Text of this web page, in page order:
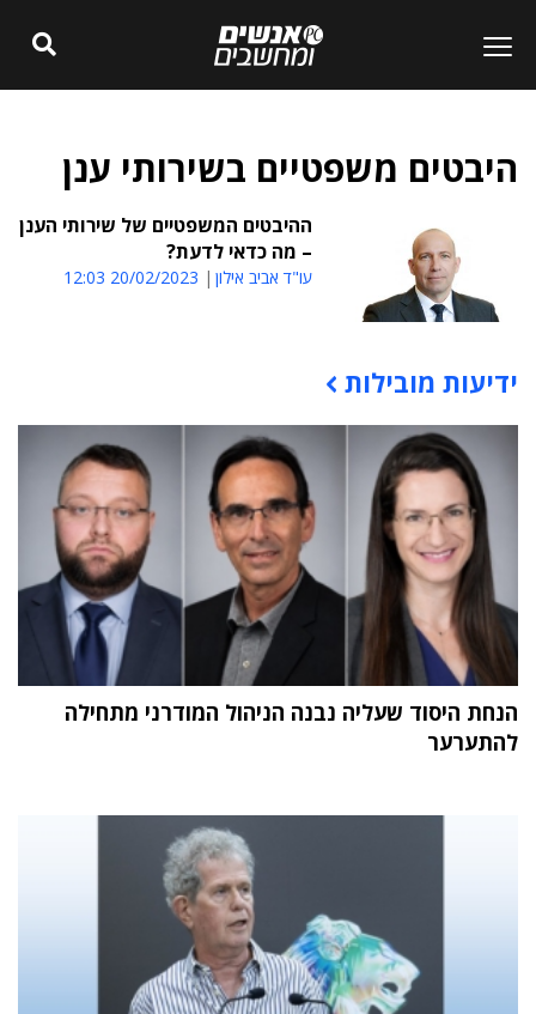
היבטים משפטיים בשירותי ענן
ההיבטים המשפטיים של שירותי הענן
– מה כדאי לדעת?
עו"ד אביב אילון 20/02/2023 12:03
תוכן פרסומי
ידיעות מובילות
הנחת היסוד שעליה נבנה הניהול המודרני מתחילה
להתערער